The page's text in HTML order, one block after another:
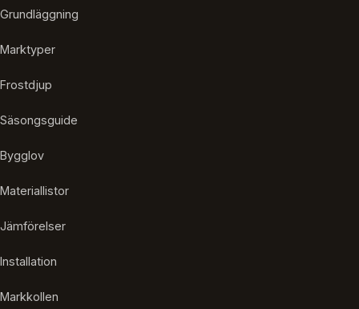
Grundläggning
Marktyper
Frostdjup
Säsongsguide
Bygglov
Materiallistor
Jämförelser
Installation
Markkollen